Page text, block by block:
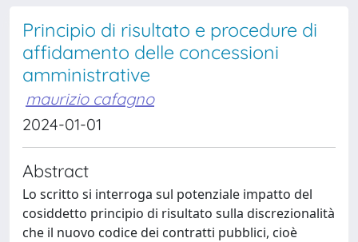
Principio di risultato e procedure di
affidamento delle concessioni
amministrative
maurizio cafagno
2024-01-01
Abstract
Lo scritto si interroga sul potenziale impatto del
cosiddetto principio di risultato sulla discrezionalità
che il nuovo codice dei contratti pubblici, cioè